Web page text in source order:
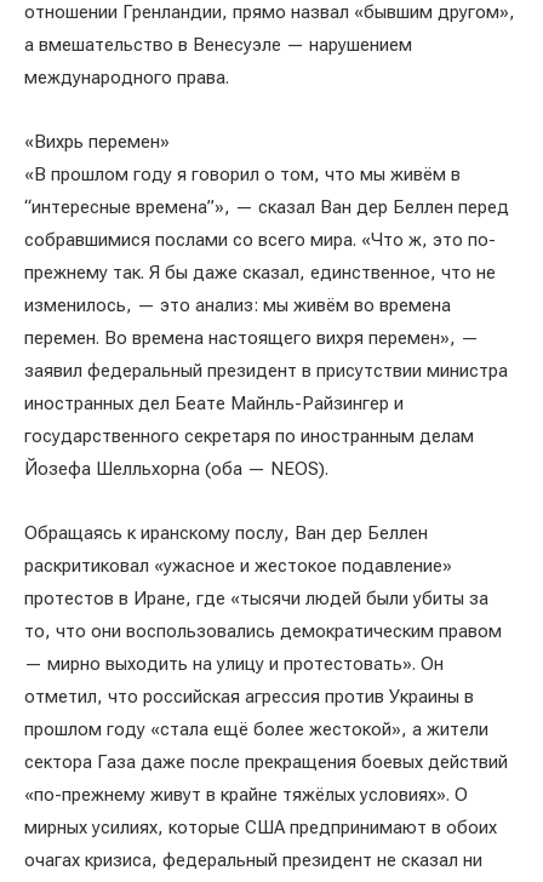
отношении Гренландии, прямо назвал «бывшим другом»,
а вмешательство в Венесуэле — нарушением
международного права.
«Вихрь перемен»
«В прошлом году я говорил о том, что мы живём в
“интересные времена”», — сказал Ван дер Беллен перед
собравшимися послами со всего мира. «Что ж, это по-
прежнему так. Я бы даже сказал, единственное, что не
изменилось, — это анализ: мы живём во времена
перемен. Во времена настоящего вихря перемен», —
заявил федеральный президент в присутствии министра
иностранных дел Беате Майнль-Райзингер и
государственного секретаря по иностранным делам
Йозефа Шелльхорна (оба — NEOS).
Обращаясь к иранскому послу, Ван дер Беллен
раскритиковал «ужасное и жестокое подавление»
протестов в Иране, где «тысячи людей были убиты за
то, что они воспользовались демократическим правом
— мирно выходить на улицу и протестовать». Он
отметил, что российская агрессия против Украины в
прошлом году «стала ещё более жестокой», а жители
сектора Газа даже после прекращения боевых действий
«по-прежнему живут в крайне тяжёлых условиях». О
мирных усилиях, которые США предпринимают в обоих
очагах кризиса, федеральный президент не сказал ни